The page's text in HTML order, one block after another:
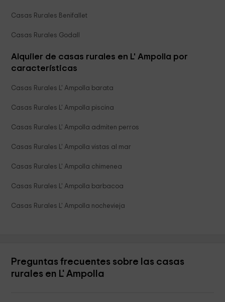
Casas Rurales Benifallet
Casas Rurales Godall
Alquiler de casas rurales en L' Ampolla por
características
Casas Rurales L' Ampolla barata
Casas Rurales L' Ampolla piscina
Casas Rurales L' Ampolla admiten perros
Casas Rurales L' Ampolla vistas al mar
Casas Rurales L' Ampolla chimenea
Casas Rurales L' Ampolla barbacoa
Casas Rurales L' Ampolla nochevieja
Preguntas frecuentes sobre las casas
rurales en L' Ampolla